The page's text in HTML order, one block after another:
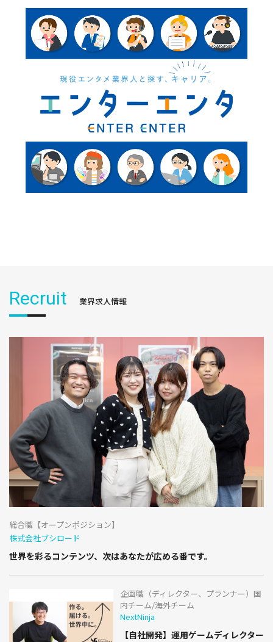
Recruit 業界求人情報
総合職【オープンポジション】
株式会社ブシロード
世界を彩るコンテンツ、次はあなたが広める番です。
企画職（ディレクター、プランナー）国
内チーム/海外チーム
NextNinja
【自社開発】運用ゲームディレクター